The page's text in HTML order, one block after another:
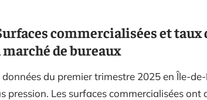
commercialisées et taux
marché de bureaux
données du premier trimestre 2025 en Île-
pression. Les surfaces commercialisées ont